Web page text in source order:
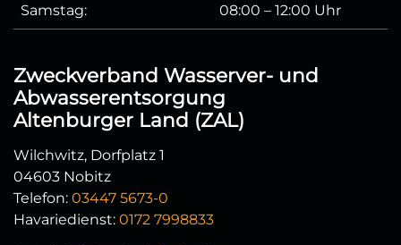
Samstag: 08:00 – 12:00 Uhr
Zweckverband Wasserver- und
Abwasserentsorgung
Altenburger Land (ZAL)
Wilchwitz, Dorfplatz 1
04603 Nobitz
Telefon: 03447 5673-0
Havariedienst: 0172 7998833